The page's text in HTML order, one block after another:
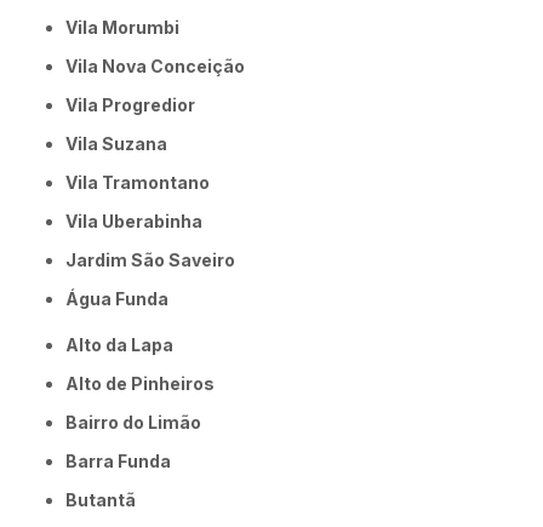
Vila Morumbi
Vila Nova Conceição
Vila Progredior
Vila Suzana
Vila Tramontano
Vila Uberabinha
jardim São Saveiro
Água Funda
Alto da Lapa
Alto de Pinheiros
Bairro do Limão
Barra Funda
Butantã